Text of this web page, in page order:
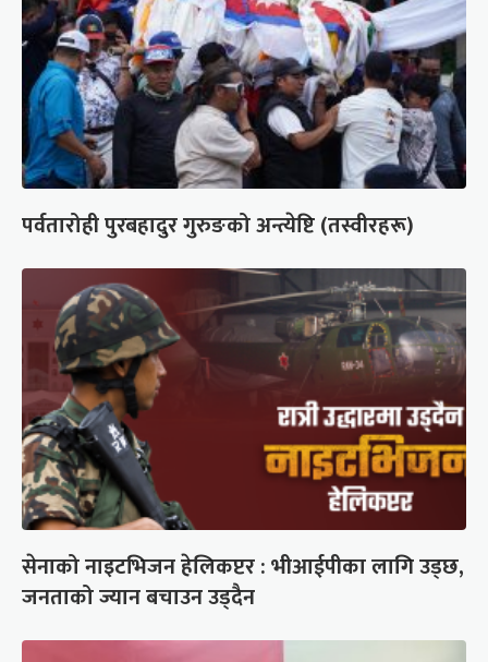
पर्वतारोही पुरबहादुर गुरुङको अन्त्येष्टि (तस्वीरहरू)
सेनाको नाइटभिजन हेलिकप्टर : भीआईपीका लागि उड्छ,
जनताको ज्यान बचाउन उड्दैन